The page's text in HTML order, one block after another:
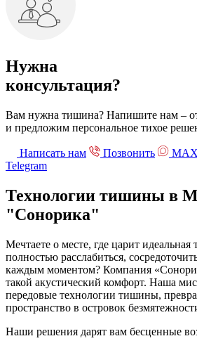
Нужна
консультация?
Вам нужна тишина? Напишите нам –
и предложим персональное тихое
Написать нам Позвонить МАХ
Telegram
Технологии тишины в
"Сонорика"
Мечтаете о месте, где царит
полностью расслабиться,
каждым моментом? Компания
такой акустический комфорт. Наша
передовые технологии тишины,
пространство в островок
Наши решения дарят вам бесценные